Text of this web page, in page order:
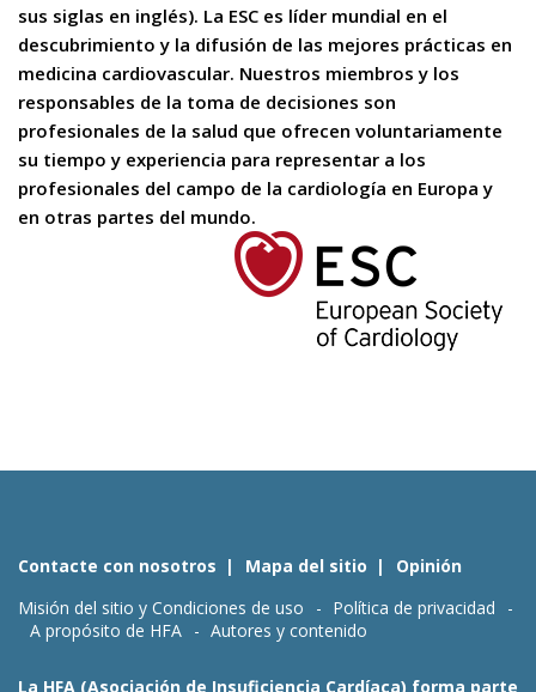
sus siglas en inglés). La ESC es líder mundial en el
descubrimiento y la difusión de las mejores prácticas en
medicina cardiovascular. Nuestros miembros y los
responsables de la toma de decisiones son
profesionales de la salud que ofrecen voluntariamente
su tiempo y experiencia para representar a los
profesionales del campo de la cardiología en Europa y
en otras partes del mundo.
Contacte con nosotros Mapa del sitio
Opinión
Misión del sitio y Condiciones de uso
Política de privacidad
A propósito de HFA
Autores y contenido
La HFA (Asociación de Insuficiencia Cardíaca) forma parte